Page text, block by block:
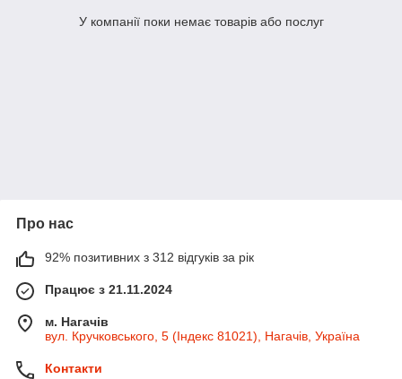
У компанії поки немає товарів або послуг
Про нас
92% позитивних з 312 відгуків за рік
Працює з 21.11.2024
м. Нагачів
вул. Кручковського, 5 (Індекс 81021), Нагачів, Україна
Контакти